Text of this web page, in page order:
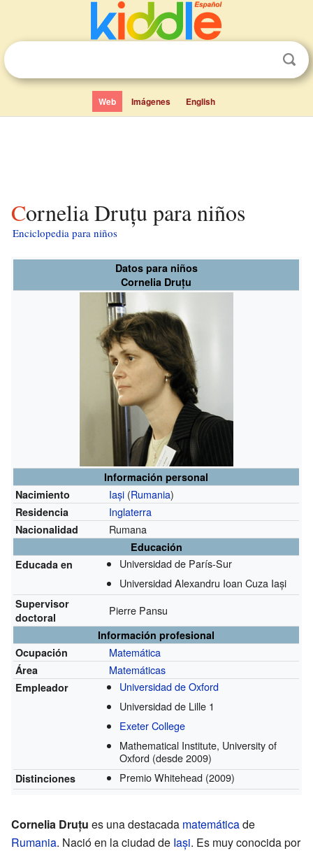
Web Imágenes English
Cornelia Druțu para niños
Enciclopedia para niños
Datos para niños
Cornelia Druțu
Información personal
Nacimiento
Iași (Rumania)
Residencia Inglaterra
Nacionalidad Rumana
Educación
Educada en
Universidad de París-Sur
Universidad Alexandru Ioan Cuza Iași
Supervisor
doctoral
Pierre Pansu
Información profesional
Ocupación
Matemática
Área Matemáticas
Empleador
Universidad de Oxford
Universidad de Lille 1
Exeter College
Mathematical Institute, University of
Oxford (desde 2009)
Distinciones Premio Whitehead (2009)
Cornelia Druțu es una destacada matemáticade
Rumania. Nació en la ciudad de Iași. Es muy conocida por